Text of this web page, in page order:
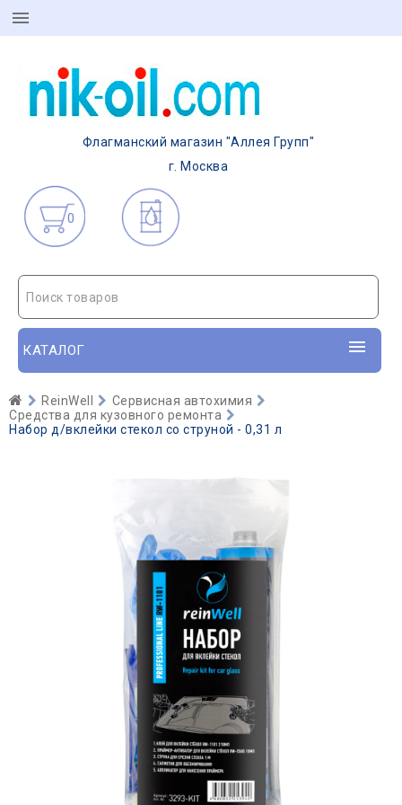
Флагманский магазин "Аллея Групп"
г. Москва
0
Поиск товаров
КАТАЛОГ
ReinWell
Сервисная автохимия
Средства для кузовного ремонта
Набор д/вклейки стекол со струной - 0,31 л